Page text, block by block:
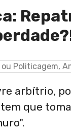
arbítrio,
que